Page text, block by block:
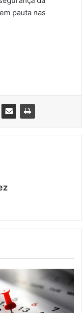
pauta nas